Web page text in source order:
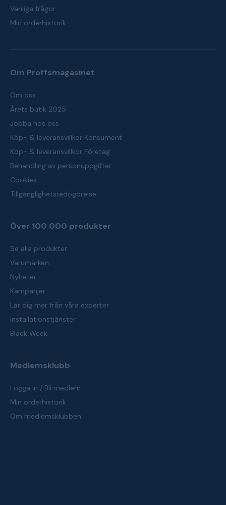
Vanliga frågor
Min orderhistorik
Om Proffsmagasinet
Om oss
Årets butik 2025
Jobba hos oss
Köp- & leveransvillkor Konsument
Köp- & leveransvillkor Företag
Behandling av personuppgifter
Cookies
Tillgänglighetsredogörelse
Över 100 000 produkter
Se alla produkter
Varumärken
Nyheter
Kampanjer
Lär dig mer från våra experter
Installationstjänster
Black Week
Medlemsklubb
Logga in / Bli medlem
Min orderhistorik
Om medlemsklubben